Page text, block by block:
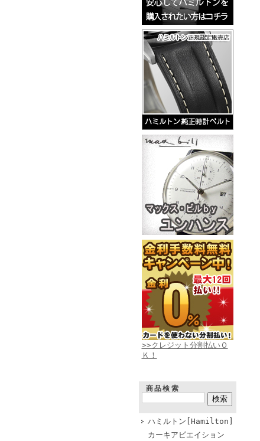
>>クレジット分割払いＯ
Ｋ！
商品検索
ハミルトン[Hamilton]
カーキアビエイション